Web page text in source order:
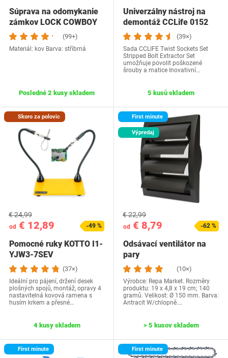
Súprava na odomykanie
zámkov LOCK COWBOY
(99+)
Materiál: kov Barva: stříbrná
Posledné 2 kusy skladem
Univerzálny nástroj na
demontáž CCLife 0152
(39×)
Sada CCLIFE Twist Sockets Set
Stripped Bolt Extractor Set
umožňuje povolit poškozené
šrouby a matice Inovativní…
5 kusů skladem
Skoro za polovic
od € 12,89
€ 24,99
-49 %
Pomocné ruky KOTTO I1-
YJW3-7SEV
(37×)
Ideální pro pájení, držení desek
plošných spojů, montáž, opravy 4
nastavitelná kovová ramena s
husím krkem a přesné…
4 kusy skladem
First minute
Výpredaj
od € 8,79
€ 22,99
-62 %
Odsávací ventilátor na
pary
(10×)
Výrobce: ‎Repa Market. Rozměry
produktu: ‎19 x 4,8 x 19 cm; 140
gramů. Velikost: Ø 150 mm. Barva:
Antracit W/chlopně.…
> 5 kusov skladem
First minute First minute